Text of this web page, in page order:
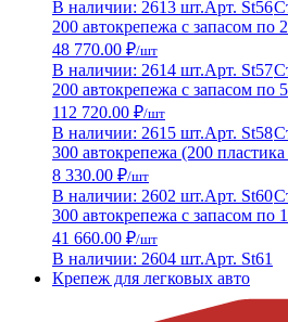
В наличии: 2613 шт.Арт. St56
200 автокрепежа с запасом по
48 770.00 ₽/шт
В наличии: 2614 шт.Арт. St57
200 автокрепежа с запасом по
112 720.00 ₽/шт
В наличии: 2615 шт.Арт. St58
300 автокрепежа (200
8 330.00 ₽/шт
В наличии: 2602 шт.Арт. St60
300 автокрепежа с запасом по
41 660.00 ₽/шт
В наличии: 2604 шт.Арт. St61
Крепеж для легковых авто